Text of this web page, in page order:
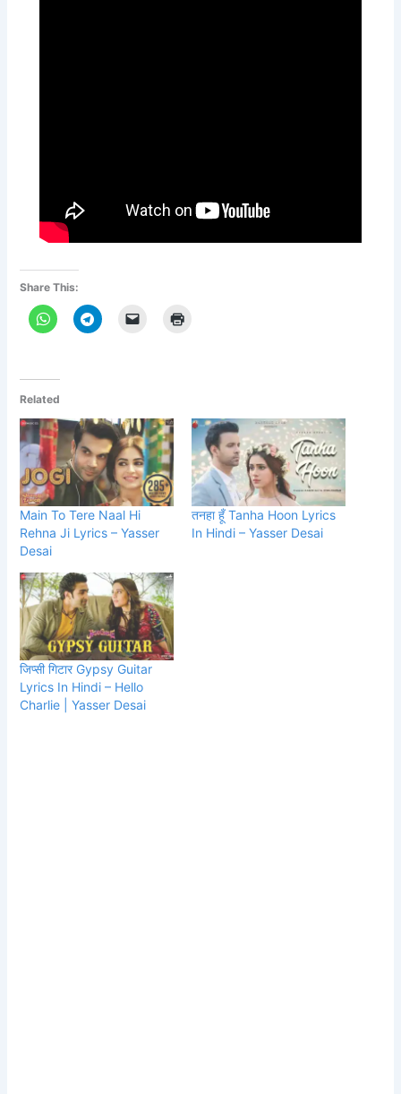
Share This:
Related
Main To Tere Naal Hi
Rehna Ji Lyrics – Yasser
Desai
तनहा हूँ Tanha Hoon Lyrics
In Hindi – Yasser Desai
जिप्सी गिटार Gypsy Guitar
Lyrics In Hindi – Hello
Charlie | Yasser Desai